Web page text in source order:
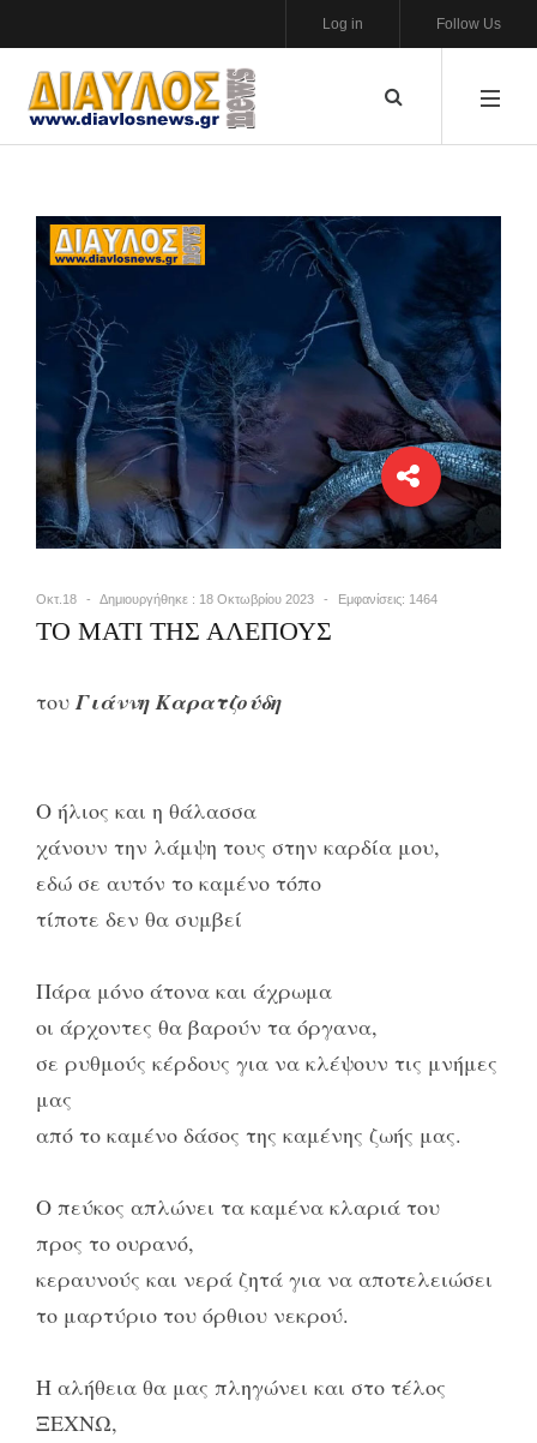
Follow Us
Log in
Οκτ.18 Δημιουργήθηκε : 18 Οκτωβρίου 2023 Εμφανίσεις: 1464
ΤΟ ΜΑΤΙ ΤΗΣ ΑΛΕΠΟΥΣ
του Γιάννη Καρατζούδη
Ο ήλιος και η θάλασσα
χάνουν την λάμψη τους στην καρδία μου,
εδώ σε αυτόν το καμένο τόπο
τίποτε δεν θα συμβεί
Πάρα μόνο άτονα και άχρωμα
οι άρχοντες θα βαρούν τα όργανα,
σε ρυθμούς κέρδους για να κλέψουν τις μνήμες
μας
από το καμένο δάσος της καμένης ζωής μας.
Ο πεύκος απλώνει τα καμένα κλαριά του
προς το ουρανό,
κεραυνούς και νερά ζητά για να αποτελειώσει
το μαρτύριο του όρθιου νεκρού.
Η αλήθεια θα μας πληγώνει και στο τέλος
ΞΕΧΝΩ,